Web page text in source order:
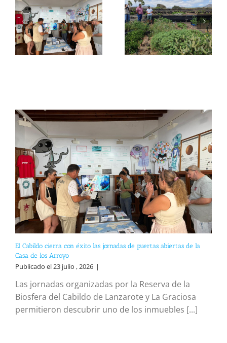
El Cabildo cierra con éxito las jornadas de puertas abiertas de la
Casa de los Arroyo
Publicado el 23 julio , 2026 |
Las jornadas organizadas por la Reserva de la
Biosfera del Cabildo de Lanzarote y La Graciosa
permitieron descubrir uno de los inmuebles [...]